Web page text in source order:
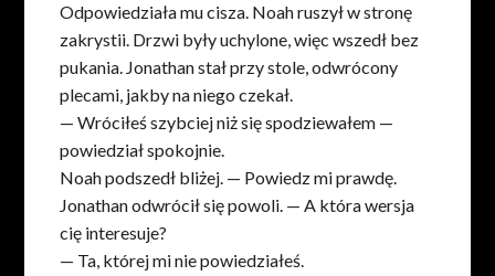
Odpowiedziała mu cisza. Noah ruszył w stronę
zakrystii. Drzwi były uchylone, więc wszedł bez
pukania. Jonathan stał przy stole, odwrócony
plecami, jakby na niego czekał.
— Wróciłeś szybciej niż się spodziewałem —
powiedział spokojnie.
Noah podszedł bliżej. — Powiedz mi prawdę.
Jonathan odwrócił się powoli. — A która wersja
cię interesuje?
— Ta, której mi nie powiedziałeś.